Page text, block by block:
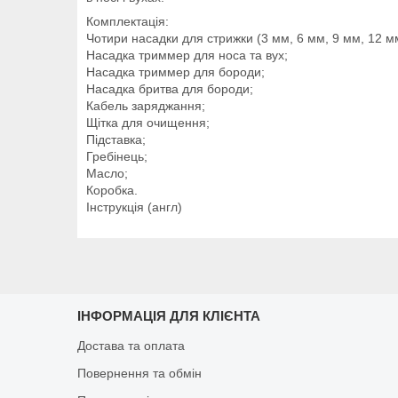
Комплектація:
Чотири насадки для стрижки (3 мм, 6 мм, 9 мм, 12
Насадка триммер для носа та вух;
Насадка триммер для бороди;
Насадка бритва для бороди;
Кабель заряджання;
Щітка для очищення;
Підставка;
Гребінець;
Масло;
Коробка.
Інструкція (англ)
ІНФОРМАЦІЯ ДЛЯ КЛІЄНТА
Достава та оплата
Повернення та обмін